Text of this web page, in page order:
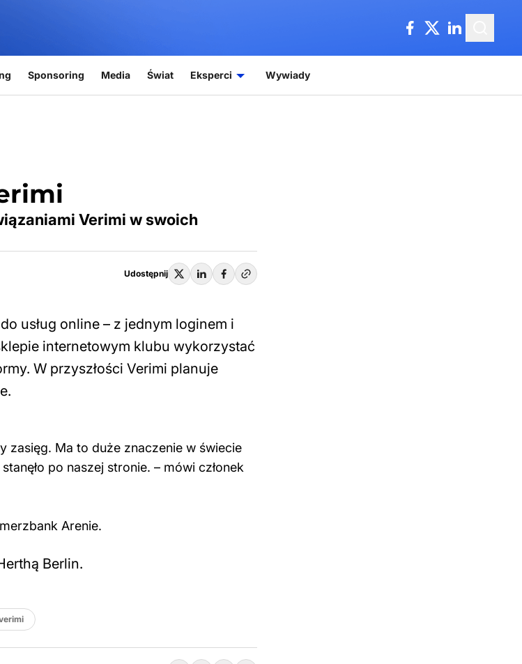
Sponsoring Media Świat Eksperci Wywiady
Verimi w swoich
Udostępnij
usług online – z jednym loginem i
internetowym klubu wykorzystać
W przyszłości Verimi planuje
zasięg. Ma to duże znaczenie w świecie
po naszej stronie. – mówi członek
Arenie.
Berlin.